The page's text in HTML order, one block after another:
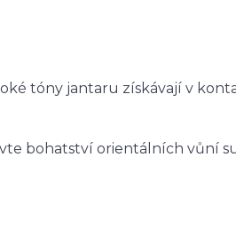
tóny jantaru získávají v
bohatství orientálních vůní